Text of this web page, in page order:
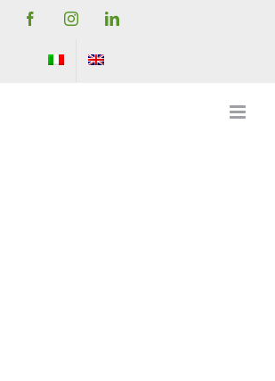
FacebookInstagramLinkedIn